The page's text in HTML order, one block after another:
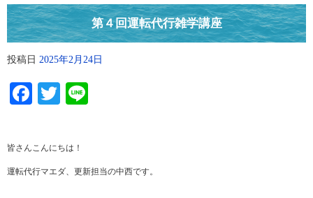
第４回運転代行雑学講座
投稿日 2025年2月24日
Facebook
Twitter
皆さんこんにちは！
運転代行マエダ、更新担当の中西です。